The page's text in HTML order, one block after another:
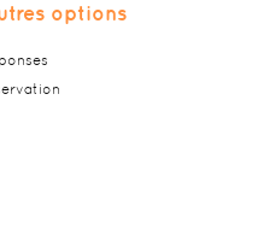
options